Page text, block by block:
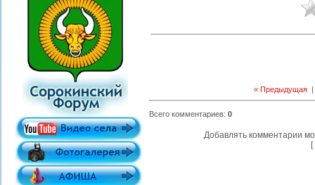
« Предыдущая|
Всего комментариев: 0
Добавлять комментарии
[